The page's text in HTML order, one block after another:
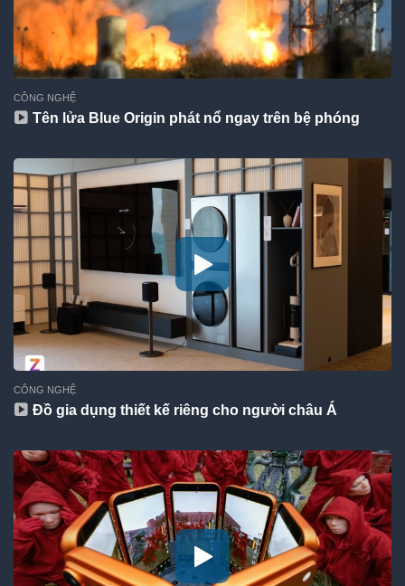
CÔNG NGHỆ
Tên lửa Blue Origin phát nổ ngay trên bệ phóng
CÔNG NGHỆ
Đồ gia dụng thiết kế riêng cho người châu Á